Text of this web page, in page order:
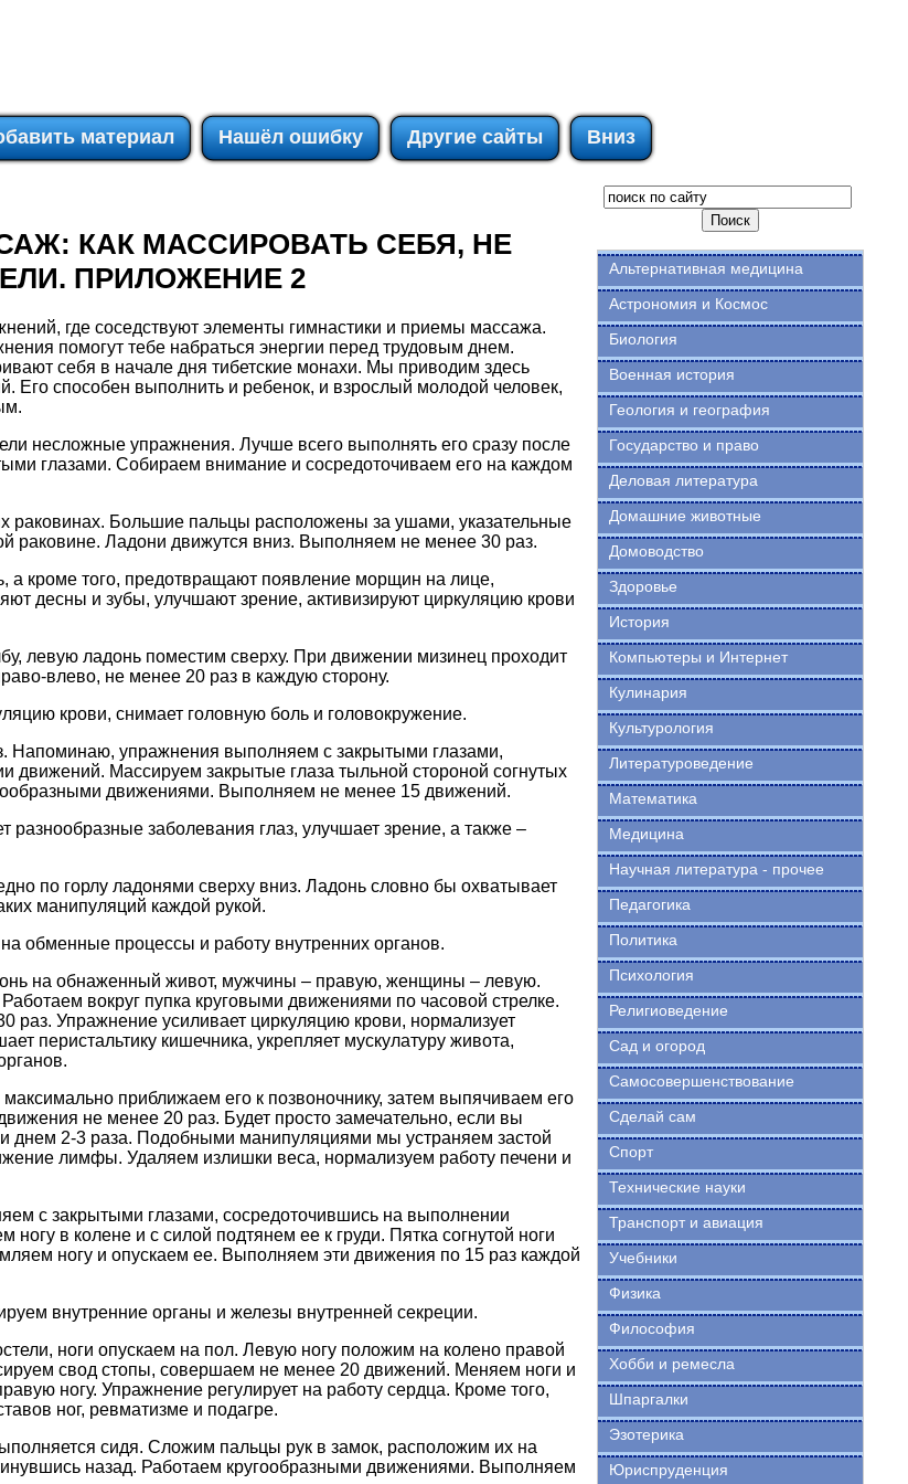
материал Нашёл ошибку Другие сайты Вниз
КАК МАССИРОВАТЬ СЕБЯ, НЕ
ПРИЛОЖЕНИЕ 2
где соседствуют элементы гимнастики и приемы массажа.
помогут тебе набраться энергии перед трудовым днем.
себя в начале дня тибетские монахи. Мы приводим здесь
Его способен выполнить и ребенок, и взрослый молодой человек,
несложные упражнения. Лучше всего выполнять его сразу после
глазами. Собираем внимание и сосредоточиваем его на каждом
раковинах. Большие пальцы расположены за ушами, указательные
раковине. Ладони движутся вниз. Выполняем не менее 30 раз.
а кроме того, предотвращают появление морщин на лице,
десны и зубы, улучшают зрение, активизируют циркуляцию крови
левую ладонь поместим сверху. При движении мизинец проходит
влево, не менее 20 раз в каждую сторону.
крови, снимает головную боль и головокружение.
Напоминаю, упражнения выполняем с закрытыми глазами,
движений. Массируем закрытые глаза тыльной стороной согнутых
движениями. Выполняем не менее 15 движений.
разнообразные заболевания глаз, улучшает зрение, а также –
по горлу ладонями сверху вниз. Ладонь словно бы охватывает
манипуляций каждой рукой.
обменные процессы и работу внутренних органов.
на обнаженный живот, мужчины – правую, женщины – левую.
вокруг пупка круговыми движениями по часовой стрелке.
Упражнение усиливает циркуляцию крови, нормализует
перистальтику кишечника, укрепляет мускулатуру живота,
приближаем его к позвоночнику, затем выпячиваем его
не менее 20 раз. Будет просто замечательно, если вы
и днем 2-3 раза. Подобными манипуляциями мы устраняем застой
лимфы. Удаляем излишки веса, нормализуем работу печени и
с закрытыми глазами, сосредоточившись на выполнении
в колене и с силой подтянем ее к груди. Пятка согнутой ноги
ногу и опускаем ее. Выполняем эти движения по 15 раз каждой
внутренние органы и железы внутренней секреции.
ноги опускаем на пол. Левую ногу положим на колено правой
свод стопы, совершаем не менее 20 движений. Меняем ноги и
ногу. Упражнение регулирует на работу сердца. Кроме того,
ног, ревматизме и подагре.
сидя. Сложим пальцы рук в замок, расположим их на
назад. Работаем кругообразными движениями. Выполняем
Альтернативная медицина
Астрономия и Космос
Биология
Военная история
Геология и география
Государство и право
Деловая литература
Домашние животные
Домоводство
Здоровье
История
Компьютеры и Интернет
Кулинария
Культурология
Литературоведение
Математика
Медицина
Научная литература - прочее
Педагогика
Политика
Психология
Религиоведение
Сад и огород
Самосовершенствование
Сделай сам
Спорт
Технические науки
Транспорт и авиация
Учебники
Физика
Философия
Хобби и ремесла
Шпаргалки
Эзотерика
Юриспруденция